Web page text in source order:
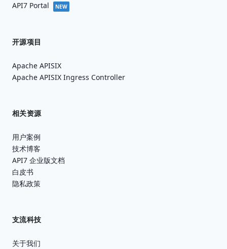
API7 Portal NEW
开源项目
Apache APISIX
Apache APISIX Ingress Controller
相关资源
用户案例
技术博客
API7 企业版文档
白皮书
隐私政策
支流科技
关于我们